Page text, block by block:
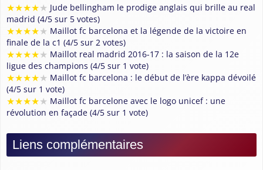
★★★★★ Jude bellingham le prodige anglais qui brille au real
madrid (4/5 sur 5 votes)
★★★★★ Maillot fc barcelona et la légende de la victoire en
finale de la c1 (4/5 sur 2 votes)
★★★★★ Maillot real madrid 2016-17 : la saison de la 12e
ligue des champions (4/5 sur 1 vote)
★★★★★ Maillot fc barcelona : le début de l’ère kappa dévoilé
(4/5 sur 1 vote)
★★★★★ Maillot fc barcelone avec le logo unicef : une
révolution en façade (4/5 sur 1 vote)
Liens complémentaires